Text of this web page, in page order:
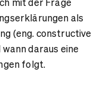
als
(eng. constructive
daraus eine
folgt.